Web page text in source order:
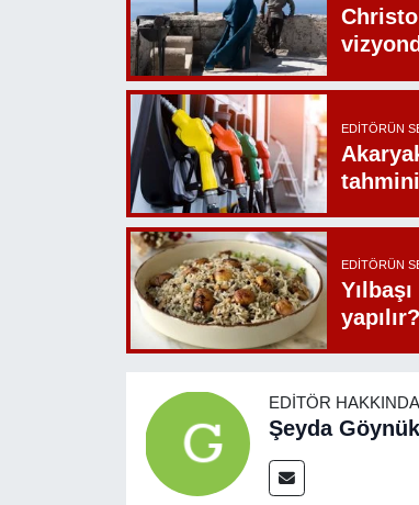
EDITÖRÜN
tahmini
EDITÖRÜN
yapılır?
EDITÖR HAKKINDA
Şeyda Göynük